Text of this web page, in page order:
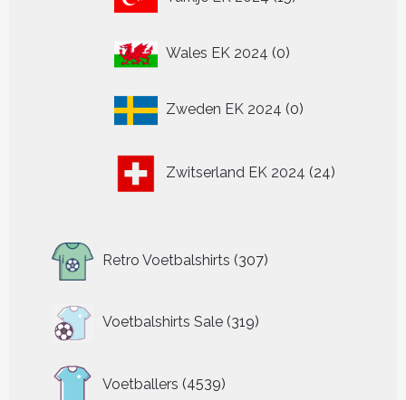
producten
Wales EK 2024 00
Zweden EK 2024 0
producten
Zwitserland EK 2024 24
producten
Retro Voetbalshirts 307
producten
Voetbalshirts Sale 319
319
Voetballers 4539
producten